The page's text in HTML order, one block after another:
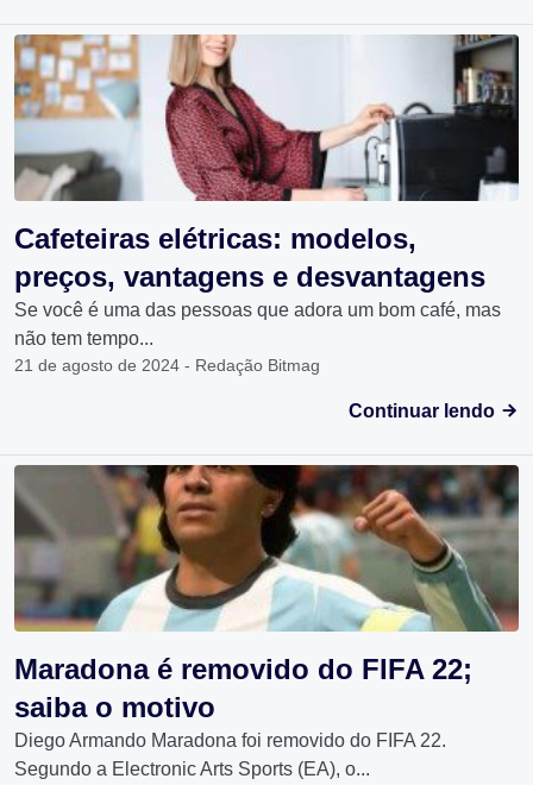
Cafeteiras elétricas: modelos,
preços, vantagens e desvantagens
Se você é uma das pessoas que adora um bom café, mas
não tem tempo...
21 de agosto de 2024 - Redação Bitmag
Continuar lendo
Maradona é removido do FIFA 22;
saiba o motivo
Diego Armando Maradona foi removido do FIFA 22.
Segundo a Electronic Arts Sports (EA), o...